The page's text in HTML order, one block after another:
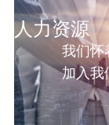
人力资源
我们怀
加入我